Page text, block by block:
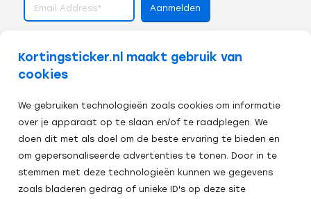
Kortingsticker.nl maakt gebruik van
cookies
We gebruiken technologieën zoals cookies om informatie
over je apparaat op te slaan en/of te raadplegen. We
doen dit met als doel om de beste ervaring te bieden en
om gepersonaliseerde advertenties te tonen. Door in te
stemmen met deze technologieën kunnen we gegevens
zoals bladeren gedrag of unieke ID's op deze site